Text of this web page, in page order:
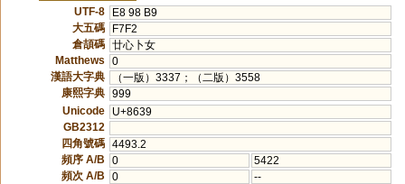
UTF-8
E8 98 B9
大五碼
F7F2
倉頡碼 廿心卜女
Matthews
0
漢語大字典
（一版）3337；（二版）3558
康熙字典 999
Unicode
U+8639
GB2312
四角號碼 4493.2
頻序 A/B
0
5422
頻次 A/B
0
--